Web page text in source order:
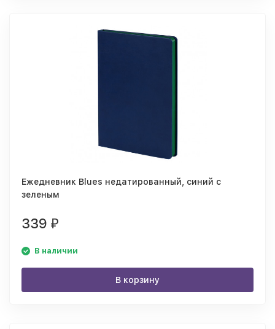
Ежедневник Blues недатированный, синий с
зеленым
339 ₽
В наличии
В корзину